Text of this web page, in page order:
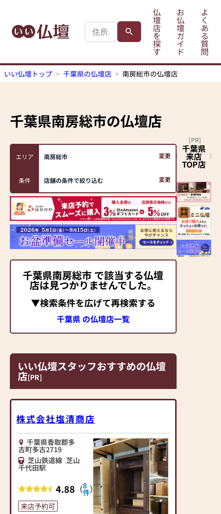
仏
壇
店
を
探
す
お
仏
壇
ガ
イ
ド
よ
く
あ
る
質
問
いい仏壇トップ 千葉県の仏壇店 南房総市の仏壇店
千葉県南房総市の仏壇店
エリア 南房総市 変更
条件 店舗の条件で絞り込む 変更
千葉県南房総市 で該当する仏壇
店は見つかりませんでした。
▼検索条件を広げて再検索する
千葉県 の仏壇店一覧
いい仏壇スタッフおすすめの仏壇
店[PR]
株式会社塩清商店
千葉県香取郡多
古町多古2719
芝山鉄道線 芝山
千代田駅
4.88 （8
件）
来店予約可
千葉県
来店
TOP店
[PR]